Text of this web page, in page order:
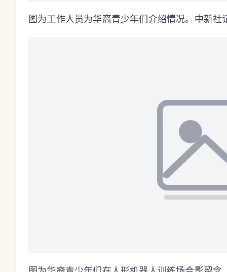
图为工作人员为华裔青少年们介绍情况。中新社